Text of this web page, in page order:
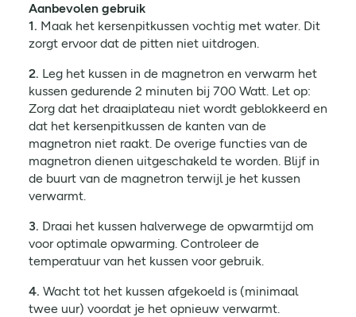
Aanbevolen gebruik
1. Maak het kersenpitkussen vochtig met water. Dit
zorgt ervoor dat de pitten niet uitdrogen.
2. Leg het kussen in de magnetron en verwarm het
kussen gedurende 2 minuten bij 700 Watt. Let op:
Zorg dat het draaiplateau niet wordt geblokkeerd en
dat het kersenpitkussen de kanten van de
magnetron niet raakt. De overige functies van de
magnetron dienen uitgeschakeld te worden. Blijf in
de buurt van de magnetron terwijl je het kussen
verwarmt.
3. Draai het kussen halverwege de opwarmtijd om
voor optimale opwarming. Controleer de
temperatuur van het kussen voor gebruik.
4. Wacht tot het kussen afgekoeld is (minimaal
twee uur) voordat je het opnieuw verwarmt.